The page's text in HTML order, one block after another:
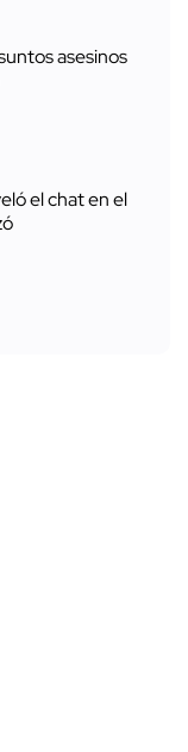
asesinos
el chat en el